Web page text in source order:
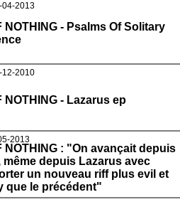
04-2013
NOTHING - Psalms Of Solitary
12-2010
NOTHING - Lazarus ep
2013
NOTHING : "On avançait depuis
même depuis Lazarus avec
un nouveau riff plus evil et
que le précédent"